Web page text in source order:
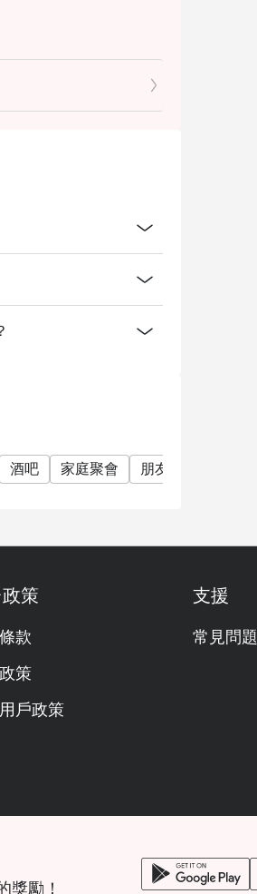
酒吧 家庭聚會 朋友聚會
策
款
策
戶政策
支援
常見問題
獎勵！